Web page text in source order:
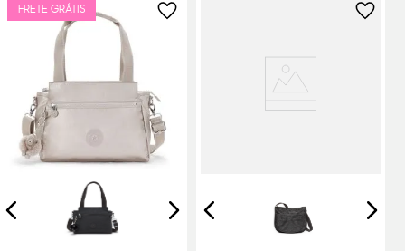
FRETE GRÁTIS